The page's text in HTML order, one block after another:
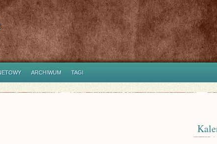
ARCHIWUM TAGI